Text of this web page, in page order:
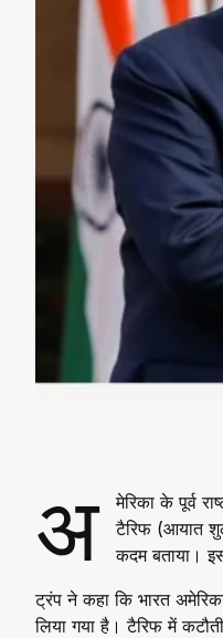
अ
मेरिका के पूर्व
टैरिफ (आयात
कदम बताया।
ट्रंप ने कहा कि भारत
लिया गया है। टैरिफ में